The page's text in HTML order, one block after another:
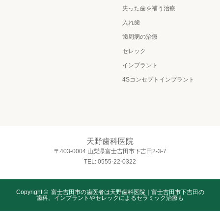
失った歯を補う治療
入れ歯
歯周病の治療
セレック
インプラント
4Sコンセプトインプラント
天野歯科医院
〒403-0004 山梨県富士吉田市下吉田2-3-7
TEL: 0555-22-0322
Copyright © 富士吉田市の歯医者は天野歯科医院｜富士吉田市下吉田の
歯科。インプラントやセレックによるセラミック治療も